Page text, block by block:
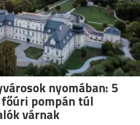
nyomában: 5
pompán túl
várnak